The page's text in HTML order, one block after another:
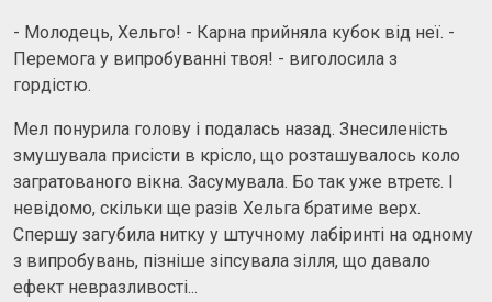
- Молодець, Хельго! - Карна прийняла кубок від неї. -
Перемога у випробуванні твоя! - виголосила з
гордістю.
Мел понурила голову і подалась назад. Знесиленість
змушувала присісти в крісло, що розташувалось коло
загратованого вікна. Засумувала. Бо так уже втретє. І
невідомо, скільки ще разів Хельга братиме верх.
Спершу загубила нитку у штучному лабіринті на одному
з випробувань, пізніше зіпсувала зілля, що давало
ефект невразливості...